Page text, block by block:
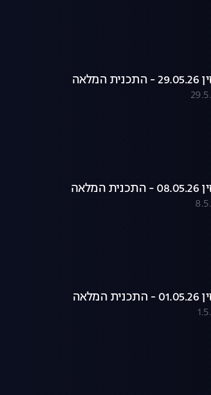
המלאה
המלאה
המלאה